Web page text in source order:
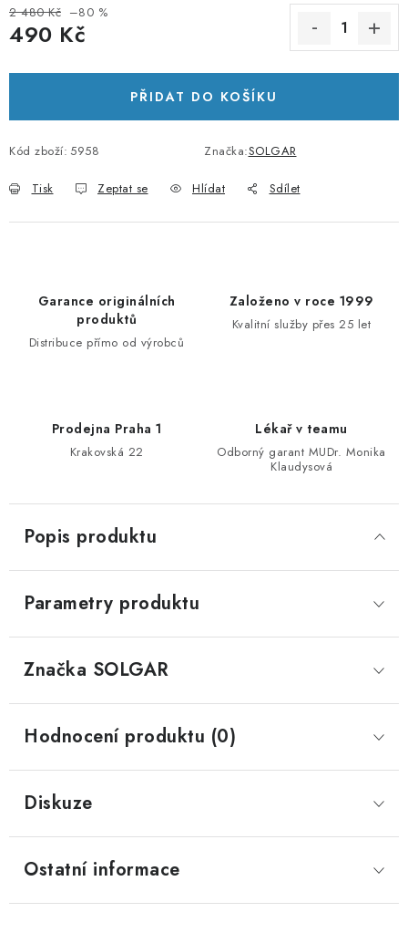
2 480 Kč –80 %
490 Kč
PŘIDAT DO KOŠÍKU
Kód zboží: 5958 Značka:SOLGAR
Tisk Zeptat se Hlídat Sdílet
Garance originálních
produktů
Distribuce přímo od výrobců
Založeno v roce 1999
Kvalitní služby přes 25 let
Prodejna Praha 1
Krakovská 22
Lékař v teamu
Odborný garant MUDr. Monika
Klaudysová
Popis produktu
Parametry produktu
Značka SOLGAR
Hodnocení produktu (0)
Diskuze
Ostatní informace